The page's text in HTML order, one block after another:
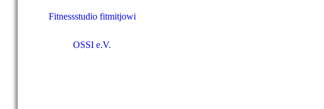
Fitnessstudio fitmitjowi
OSSI e.V.